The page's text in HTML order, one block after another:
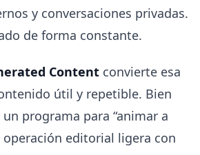
y conversaciones privadas.
de forma constante.
Content convierte esa
útil y repetible. Bien
programa para “animar a
operación editorial ligera con